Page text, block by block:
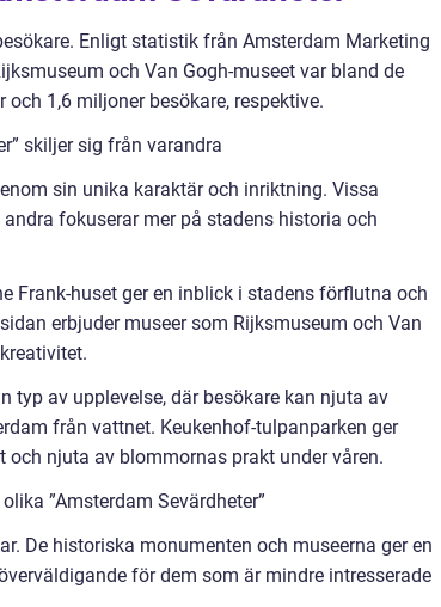
Enligt statistik från Amsterdam Marketing
och Van Gogh-museet var bland de
1,6 miljoner besökare, respektive.
skiljer sig från varandra
sin unika karaktär och inriktning. Vissa
fokuserar mer på stadens historia och
Frank-huset ger en inblick i stadens förflutna och
erbjuder museer som Rijksmuseum och Van
typ av upplevelse, där besökare kan njuta av
från vattnet. Keukenhof-tulpanparken ger
njuta av blommornas prakt under våren.
”Amsterdam Sevärdheter”
De historiska monumenten och museerna ger en
för dem som är mindre intresserade